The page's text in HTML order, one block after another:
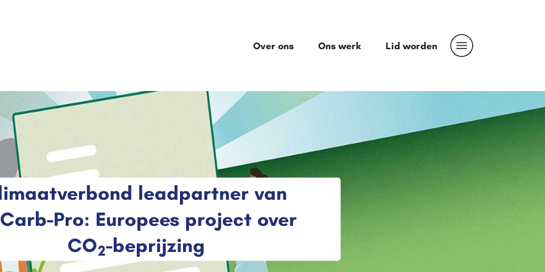
Over ons Ons werk Lid worden
leadpartner van
Pro: Europees project over
CO2-beprijzing